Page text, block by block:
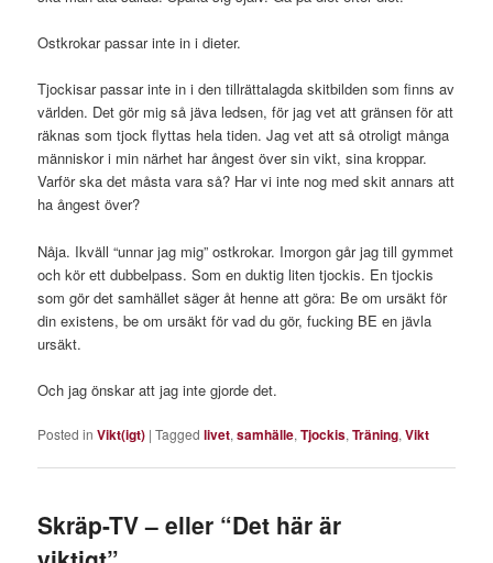
Ostkrokar passar inte in i dieter.
Tjockisar passar inte in i den tillrättalagda skitbilden som finns av
världen. Det gör mig så jäva ledsen, för jag vet att gränsen för att
räknas som tjock flyttas hela tiden. Jag vet att så otroligt många
människor i min närhet har ångest över sin vikt, sina kroppar.
Varför ska det måsta vara så? Har vi inte nog med skit annars att
ha ångest över?
Nåja. Ikväll “unnar jag mig” ostkrokar. Imorgon går jag till gymmet
och kör ett dubbelpass. Som en duktig liten tjockis. En tjockis
som gör det samhället säger åt henne att göra: Be om ursäkt för
din existens, be om ursäkt för vad du gör, fucking BE en jävla
ursäkt.
Och jag önskar att jag inte gjorde det.
Posted in Vikt(igt) |Tagged livet,samhälle,Tjockis,Träning,Vikt
Skräp-TV – eller “Det här är